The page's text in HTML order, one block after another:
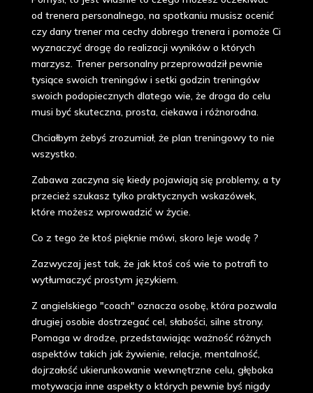
od trenera personalnego, na spotkaniu musisz ocenić
czy dany trener ma cechy dobrego trenera i pomoże Ci
wyznaczyć drogę do realizacji wyników o których
marzysz. Trener personalny przeprowadził pewnie
tysiące swoich treningów i setki godzin treningów
swoich podopiecznych dlatego wie, że droga do celu
musi być skuteczna, prosta, ciekawa i różnorodna.
Chciałbym żebyś zrozumiał, że plan treningowy to nie
wszystko.
Zabawa zaczyna się kiedy pojawiają się problemy, a ty
przecież szukasz tylko praktycznych wskazówek,
które możesz wprowadzić w życie.
Co z tego że ktoś pięknie mówi, skoro leje wodę ?
Zazwyczaj jest tak, że jak ktoś coś wie to potrafi to
wytłumaczyć prostym językiem.
Z angielskiego "coach" oznacza osobę, która pozwala
drugiej osobie dostrzegać cel, słabości, silne strony.
Pomaga w drodze, przedstawiając ważność różnych
aspektów takich jak żywienie, relacje, mentalność,
dojrzałość ukierunkowanie wewnętrzne celu, głęboka
motywacja inne aspekty o których pewnie byś nigdy